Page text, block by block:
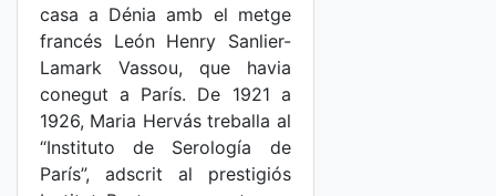
casa a Dénia amb el metge
francés León Henry Sanlier-
Lamark Vassou, que havia
conegut a París. De 1921 a
1926, Maria Hervás treballa al
“Instituto de Serología de
París”, adscrit al prestigiós